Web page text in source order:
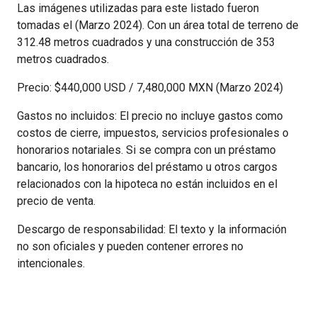
Las imágenes utilizadas para este listado fueron
tomadas el (Marzo 2024). Con un área total de terreno de
312.48 metros cuadrados y una construcción de 353
metros cuadrados.
Precio: $440,000 USD / 7,480,000 MXN (Marzo 2024)
Gastos no incluidos: El precio no incluye gastos como
costos de cierre, impuestos, servicios profesionales o
honorarios notariales. Si se compra con un préstamo
bancario, los honorarios del préstamo u otros cargos
relacionados con la hipoteca no están incluidos en el
precio de venta.
Descargo de responsabilidad: El texto y la información
no son oficiales y pueden contener errores no
intencionales.